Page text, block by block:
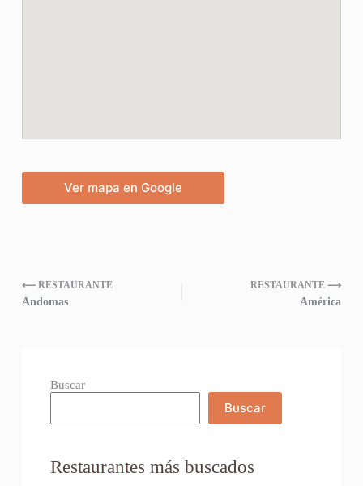
Ver mapa en Google
⟵ RESTAURANTE
Andomas
RESTAURANTE ⟶
América
Buscar
Buscar
Restaurantes más buscados